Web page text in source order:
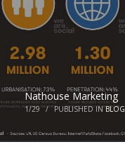
Nathouse Marketing
1/29 / PUBLISHED INBLOG